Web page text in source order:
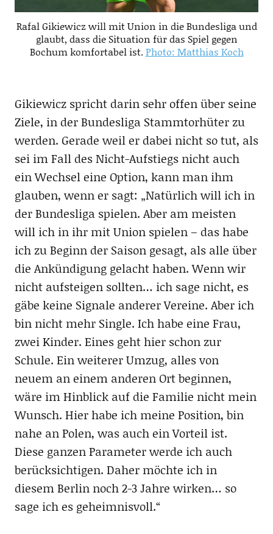
Rafal Gikiewicz will mit Union in die Bundesliga und
glaubt, dass die Situation für das Spiel gegen
Bochum komfortabel ist.Photo: Matthias Koch
Gikiewicz spricht darin sehr offen über seine
Ziele, in der Bundesliga Stammtorhüter zu
werden. Gerade weil er dabei nicht so tut, als
sei im Fall des Nicht-Aufstiegs nicht auch
ein Wechsel eine Option, kann man ihm
glauben, wenn er sagt: „Natürlich will ich in
der Bundesliga spielen. Aber am meisten
will ich in ihr mit Union spielen – das habe
ich zu Beginn der Saison gesagt, als alle über
die Ankündigung gelacht haben. Wenn wir
nicht aufsteigen sollten… ich sage nicht, es
gäbe keine Signale anderer Vereine. Aber ich
bin nicht mehr Single. Ich habe eine Frau,
zwei Kinder. Eines geht hier schon zur
Schule. Ein weiterer Umzug, alles von
neuem an einem anderen Ort beginnen,
wäre im Hinblick auf die Familie nicht mein
Wunsch. Hier habe ich meine Position, bin
nahe an Polen, was auch ein Vorteil ist.
Diese ganzen Parameter werde ich auch
berücksichtigen. Daher möchte ich in
diesem Berlin noch 2-3 Jahre wirken… so
sage ich es geheimnisvoll.“